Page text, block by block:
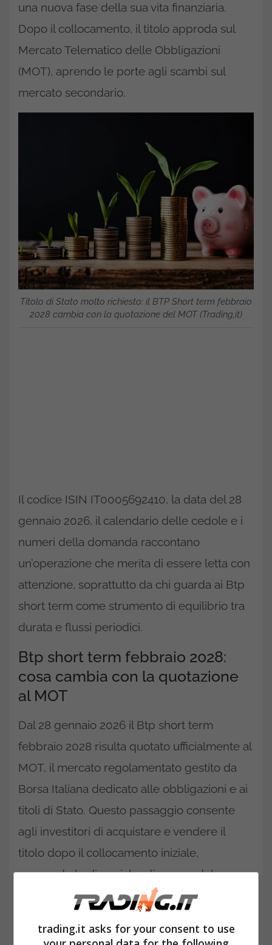
una nuova fase della sua vita finanziaria.
Dopo il collocamento, il titolo approda sul
Mercato Telematico delle Obbligazioni
(MOT), aprendo le porte agli scambi sul
mercato secondario.
Titolo di Stato molto richiesto: il BTP Short term febbraio
2028 cambia con la quotazione del MOT (Trading,it)
Il codice ISIN IT0005692410, la data del 28
gennaio 2026, il calendario delle cedole e i
numeri della domanda raccontano
un’operazione che merita di essere letta con
attenzione, soprattutto da chi guarda ai Btp
short term come strumento di equilibrio tra
durata e flussi periodici.
Btp short term febbraio 2028:
cosa cambia con la quotazione
al MOT
Dal 28 gennaio 2026 il Btp short term
febbraio 2028 risulta quotato ufficialmente al
MOT, il mercato regolamentato gestito da
Borsa Italiana dedicato alle obbligazioni e ai
titoli di Stato. Questo passaggio consente
agli investitori di acquistare e vendere il
titolo dopo il collocamento iniziale,
seguendo le dinamiche di prezzo del
mercato secondario.
trading.it asks for your consent to use